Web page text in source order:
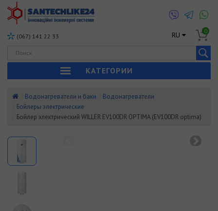
(067) 141 22 33 RU 0
КАТЕГОРИИ
Водонагреватели и баки
Водонагреватели
Бойлеры электрические
Бойлер электрический WILLER EV100DR OPTIMA (EV100DR optima)